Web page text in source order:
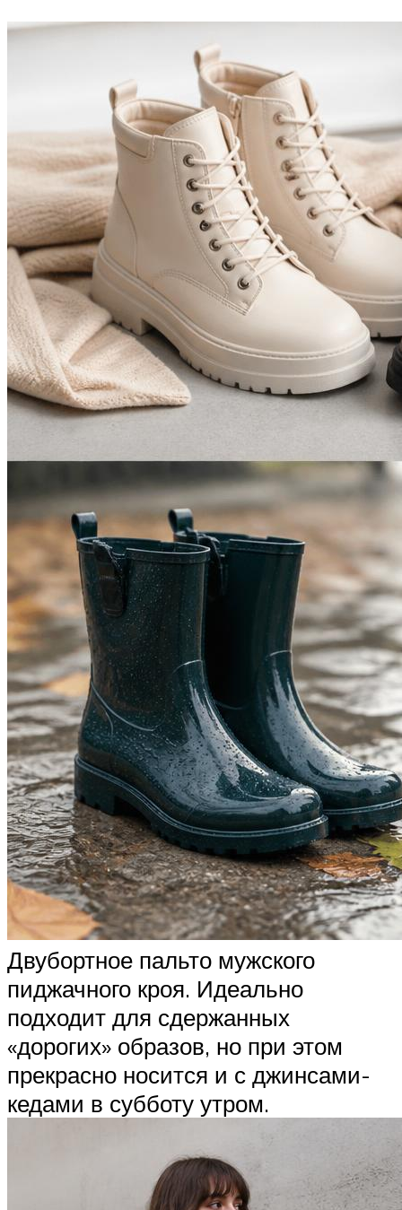
Двубортное пальто мужского
пиджачного кроя. Идеально
подходит для сдержанных
«дорогих» образов, но при этом
прекрасно носится и с джинсами-
кедами в субботу утром.